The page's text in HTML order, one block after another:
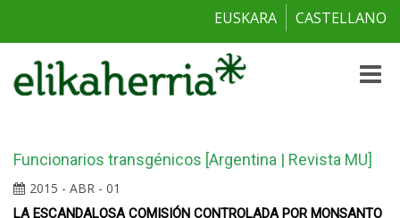
EUSKARA CASTELLANO
Toggle
Funcionarios transgénicos [Argentina | Revista MU]
2015 - ABR - 01
LA ESCANDALOSA COMISIÓN CONTROLADA POR MONSANTO